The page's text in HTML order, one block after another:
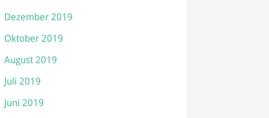
Dezember 2019
Oktober 2019
August 2019
Juli 2019
Juni 2019